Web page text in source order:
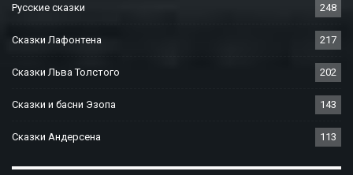
Русские сказки 248
Сказки Лафонтена 217
Сказки Льва Толстого 202
Сказки и басни Эзопа 143
Сказки Андерсена 113